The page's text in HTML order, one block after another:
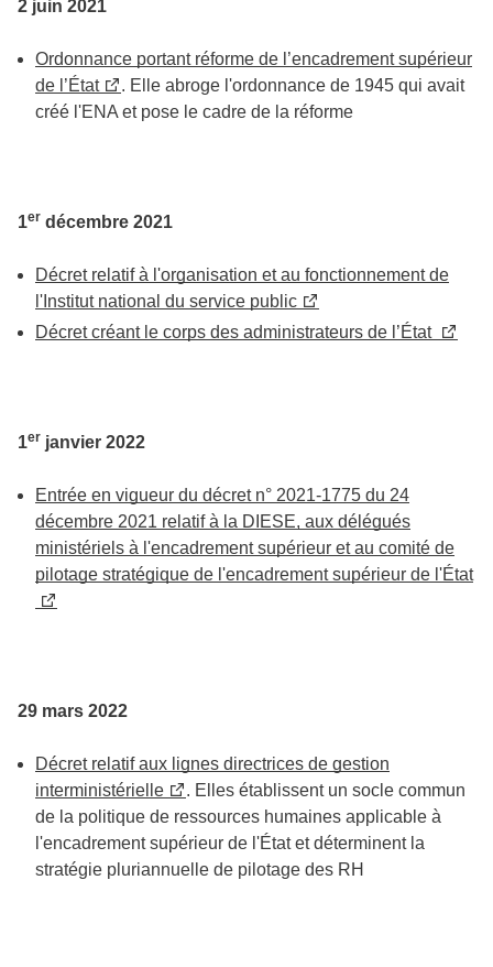
2 juin 2021
Ordonnance portant réforme de l’encadrement supérieur
de l’État
. Elle abroge l'ordonnance de 1945 qui avait
créé l'ENA et pose le cadre de la réforme
1er décembre 2021
Décret relatif à l'organisation et au fonctionnement de
l'Institut national du service public
Décret créant le corps des administrateurs de l’État
1er janvier 2022
Entrée en vigueur du décret n° 2021-1775 du 24
décembre 2021 relatif à la DIESE, aux délégués
ministériels à l'encadrement supérieur et au comité de
pilotage stratégique de l'encadrement supérieur de l'État
29 mars 2022
Décret relatif aux lignes directrices de gestion
interministérielle
. Elles établissent un socle commun
de la politique de ressources humaines applicable à
l'encadrement supérieur de l'État et déterminent la
stratégie pluriannuelle de pilotage des RH